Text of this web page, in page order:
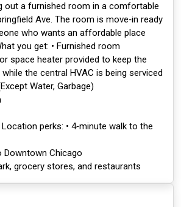
out a furnished room in a comfortable
Ave. The room is move‑in ready
who wants an affordable place
you get: • Furnished room
space heater provided to keep the
the central HVAC is being serviced
Water, Garbage)
Location perks: • 4‑minute walk to the
Downtown Chicago
grocery stores, and restaurants